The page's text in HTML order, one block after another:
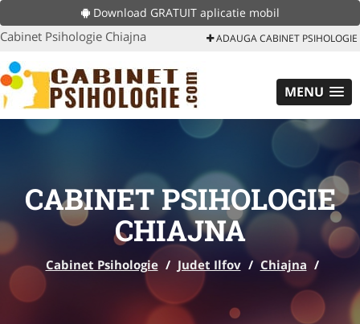
Download GRATUIT aplicatie mobil
Cabinet Psihologie Chiajna ADAUGA CABINET PSIHOLOGIE
MENU
CABINET PSIHOLOGIE
CHIAJNA
Cabinet Psihologie / Judet Ilfov / Chiajna /